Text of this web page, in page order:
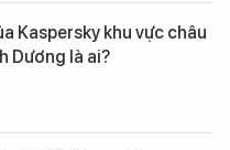
Kaspersky khu vực châu
Dương là ai?